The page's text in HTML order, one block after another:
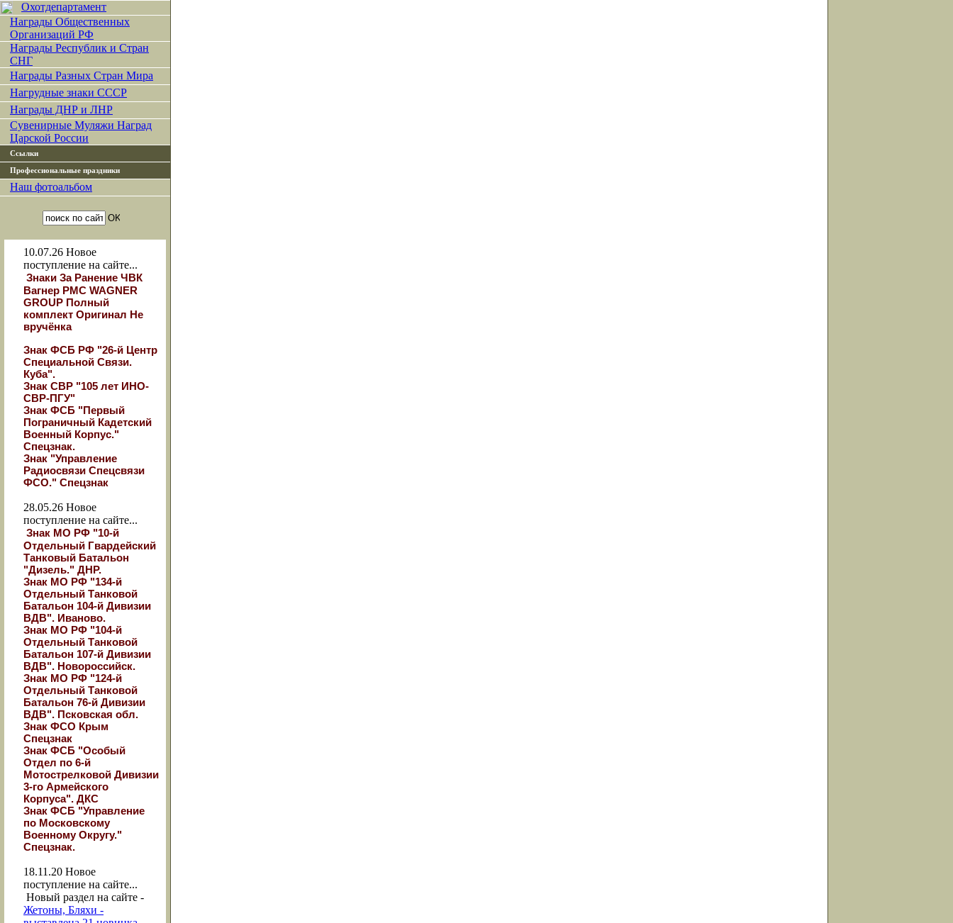
Охотдепартамент
Награды Общественных
Организаций РФ
Награды Республик и Стран
СНГ
Награды Разных Стран Мира
Нагрудные знаки СССР
Награды ДНР и ЛНР
Сувенирные Муляжи Наград
Царской России
Ссылки
Профессиональные праздники
Наш фотоальбом
10.07.26 Новое
поступление на сайте...
Знаки За Ранение ЧВК
Вагнер РМС WAGNER
GROUP Полный
комплект Оригинал Не
вручёнка
Знак ФСБ РФ "26-й Центр
Специальной Связи.
Куба".
Знак СВР "105 лет ИНО-
СВР-ПГУ"
Знак ФСБ "Первый
Пограничный Кадетский
Военный Корпус."
Спецзнак.
Знак "Управление
Радиосвязи Спецсвязи
ФСО." Спецзнак
28.05.26 Новое
поступление на сайте...
Знак МО РФ "10-й
Отдельный Гвардейский
Танковый Батальон
"Дизель." ДНР.
Знак МО РФ "134-й
Отдельный Танковой
Батальон 104-й Дивизии
ВДВ". Иваново.
Знак МО РФ "104-й
Отдельный Танковой
Батальон 107-й Дивизии
ВДВ". Новороссийск.
Знак МО РФ "124-й
Отдельный Танковой
Батальон 76-й Дивизии
ВДВ". Псковская обл.
Знак ФСО Крым
Спецзнак
Знак ФСБ "Особый
Отдел по 6-й
Мотострелковой Дивизии
3-го Армейского
Корпуса". ДКС
Знак ФСБ "Управление
по Московскому
Военному Округу."
Спецзнак.
18.11.20 Новое
поступление на сайте...
Новый раздел на сайте -
Жетоны, Бляхи -